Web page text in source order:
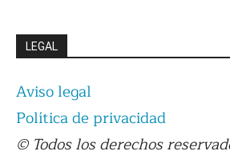
LEGAL
Aviso legal
Política de privacidad
© Todos los derechos